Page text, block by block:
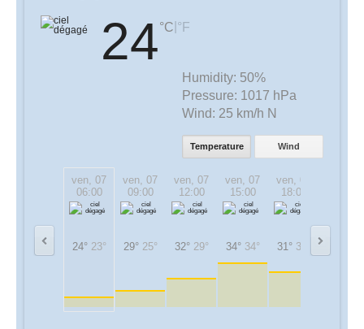
24°C °F
Humidity: 50%
Pressure: 1017 hPa
Wind: 25 km/h N
Temperature Wind
ven, 07
06:00
24° 23°
ven, 07
09:00
29° 25°
ven, 07
12:00
32° 29°
ven, 07
15:00
34° 34°
ven, 07
18:00
31° 31°